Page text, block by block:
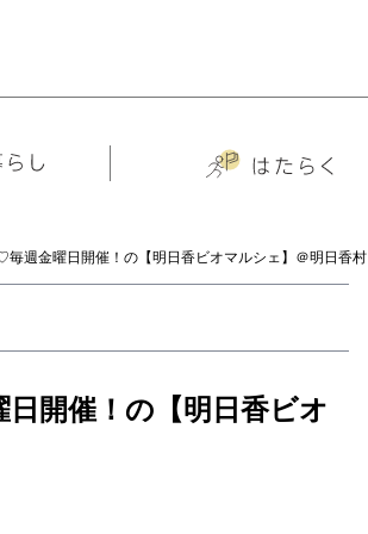
毎週金曜日開催！の【明日香ビオマルシェ】＠明日香村
開催！の【明日香ビオ